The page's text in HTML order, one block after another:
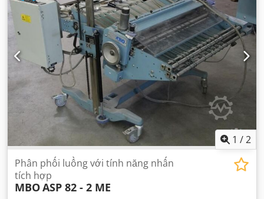
1 /2
Phân phối luồng với tính năng nhấn
tích hợp
MBOASP 82 - 2 ME